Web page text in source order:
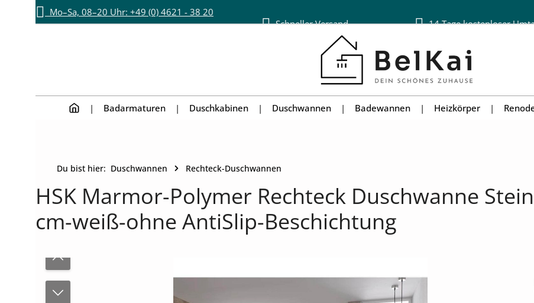
Zum Hauptinhalt springen
Zur Hauptnavigation springen
Mo–Sa, 08–20 Uhr: +49 (0) 4621 - 38 20
Schneller Versand 14 Tage kostenloser
Badarmaturen Duschkabinen Duschwannen Badewannen Heizkörper
Du bist hier: Duschwannen Rechteck-Duschwannen
HSK Marmor-Polymer Rechteck Duschwanne
cm-weiß-ohne AntiSlip-Beschichtung